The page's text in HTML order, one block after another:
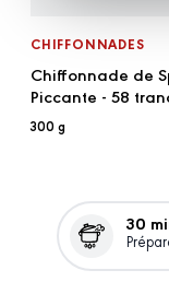
CHIFFONNADES
Chiffonnade de
Piccante - 58
300 g
30